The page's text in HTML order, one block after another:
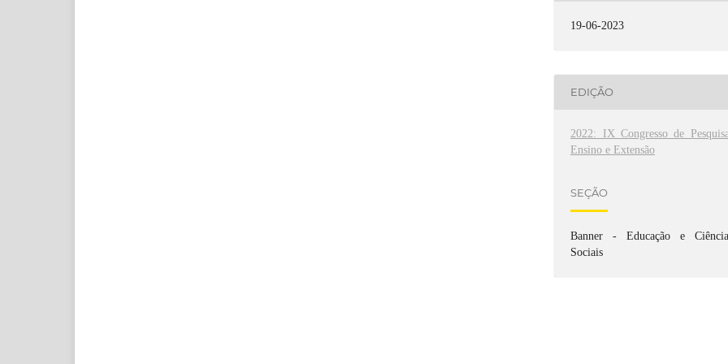
19-06-2023
EDIÇÃO
2022: IX Congresso de
Ensino e Extensão
SEÇÃO
Banner - Educação e
Sociais